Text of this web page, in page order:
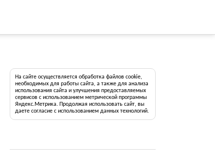
На сайте осуществляется обработка файлов cookie,
необходимых для работы сайта, а также для анализа
использования сайта и улучшения предоставляемых
сервисов с использованием метрической программы
Яндекс.Метрика. Продолжая использовать сайт, вы
даете согласие с использованием данных технологий.